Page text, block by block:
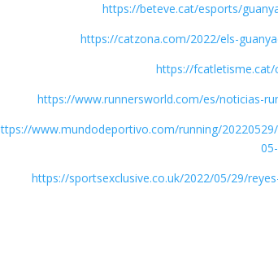
https://beteve.cat/esports/
https://catzona.com/2022/els-
https://fcatletisme.cat/
https://www.runnersworld.com/es/noticias-
www.mundodeportivo.com/running/
https://sportsexclusive.co.uk/2022/05/29/